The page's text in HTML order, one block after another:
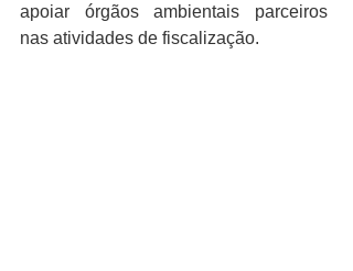
apoiar órgãos ambientais parceiros
nas atividades de fiscalização.